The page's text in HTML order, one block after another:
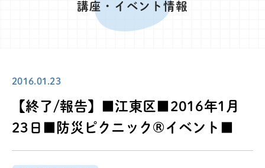
家庭でやってみよう
メディア掲載
お問い合わせ 運営団体
講座・イベント情報
2016.01.23
【終了/報告】■江東区■2016年1月
23日■防災ピクニック®イベント■